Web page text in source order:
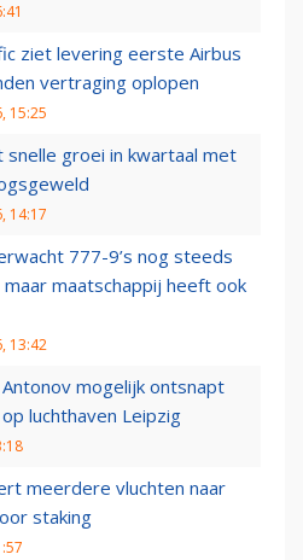
ziet levering eerste Airbus
vertraging oplopen
15:25
snelle groei in kwartaal met
14:17
777-9’s nog steeds
maatschappij heeft ook
13:42
mogelijk ontsnapt
luchthaven Leipzig
meerdere vluchten naar
staking